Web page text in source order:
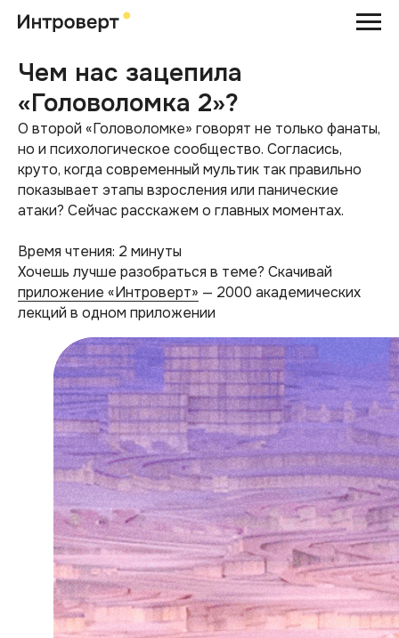
Чем нас зацепила
«Головоломка 2»?
О второй «Головоломке» говорят не только фанаты,
но и психологическое сообщество. Согласись,
круто, когда современный мультик так правильно
показывает этапы взросления или панические
атаки? Сейчас расскажем о главных моментах.
Время чтения: 2 минуты
Хочешь лучше разобраться в теме? Скачивай
приложение «Интроверт» — 2000 академических
лекций в одном приложении